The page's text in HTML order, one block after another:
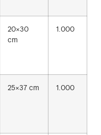
20×30
cm
1.000
25×37 cm 1.000